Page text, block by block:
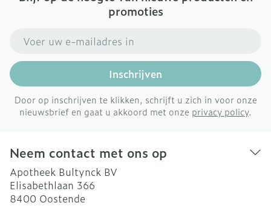
promoties
Inschrijven
Door op inschrijven te klikken, schrijft u zich in voor onze
nieuwsbrief en gaat u akkoord met onze privacy policy.
Neem contact met ons op
Apotheek Bultynck BV
Elisabethlaan 366
8400 Oostende